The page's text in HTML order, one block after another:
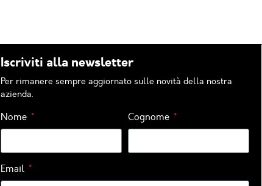
Iscriviti alla newsletter
Per rimanere sempre aggiornato sulle novità della nostra
azienda.
Nome Cognome
Email